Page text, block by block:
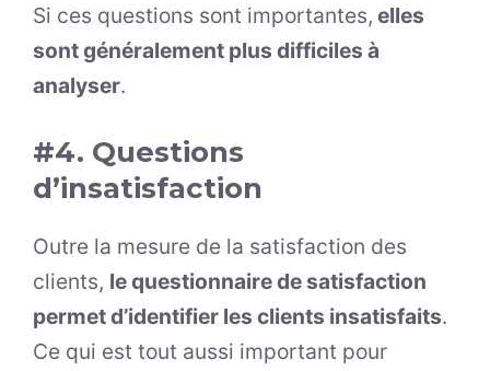
Si ces questions sont importantes, elles
sont généralement plus difficiles à
analyser.
#4. Questions
d’insatisfaction
Outre la mesure de la satisfaction des
clients, le questionnaire de satisfaction
permet d’identifier les clients insatisfaits.
Ce qui est tout aussi important pour